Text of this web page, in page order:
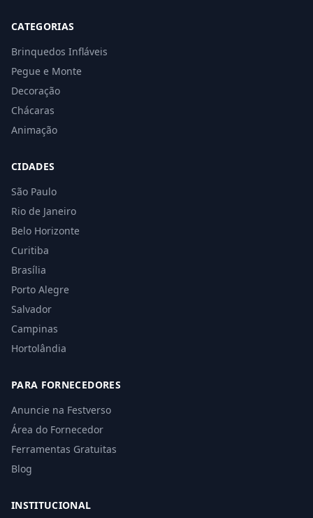
CATEGORIAS
Brinquedos Infláveis
Pegue e Monte
Decoração
Chácaras
Animação
CIDADES
São Paulo
Rio de Janeiro
Belo Horizonte
Curitiba
Brasília
Porto Alegre
Salvador
Campinas
Hortolândia
PARA FORNECEDORES
Anuncie na Festverso
Área do Fornecedor
Ferramentas Gratuitas
Blog
INSTITUCIONAL